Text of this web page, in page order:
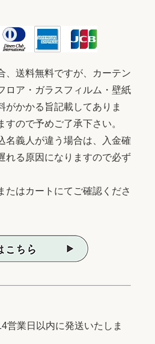
、送料無料ですが、カーテン
ロア・ガラスフィルム・壁紙
がかかる旨記載してありま
ので予めご了承下さい。
名義人が違う場合は、入金確
れる原因になりますので必ず
たはカートにてご確認くださ
営業日以内に発送いたしま